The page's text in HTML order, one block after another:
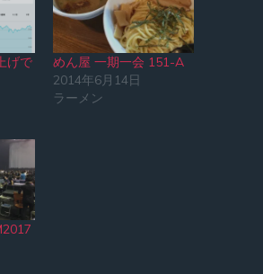
げで
めん屋 一期一会 151-A
2014年6月14日
ラーメン